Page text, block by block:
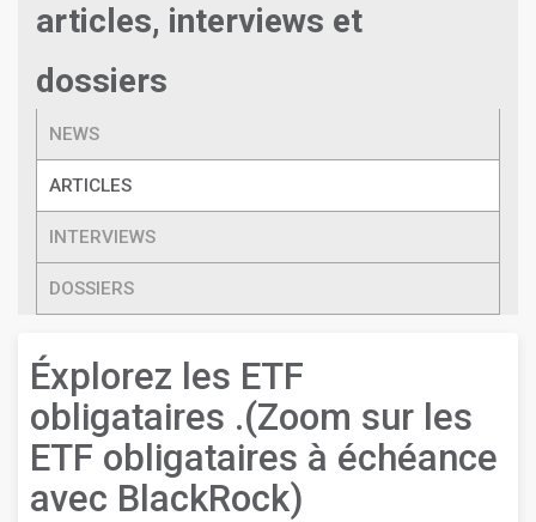
articles, interviews et
dossiers
NEWS
ARTICLES
INTERVIEWS
DOSSIERS
Éxplorez les ETF
obligataires .(Zoom sur les
ETF obligataires à échéance
avec BlackRock)